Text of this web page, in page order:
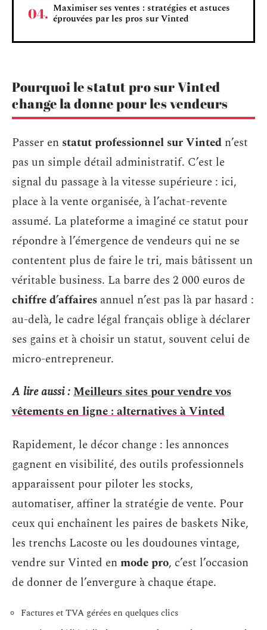
Maximiser ses ventes : stratégies et astuces
éprouvées par les pros sur Vinted
Pourquoi le statut pro sur Vinted
change la donne pour les vendeurs
Passer en statut professionnel sur Vinted n’est
pas un simple détail administratif. C’est le
signal du passage à la vitesse supérieure : ici,
place à la vente organisée, à l’achat-revente
assumé. La plateforme a imaginé ce statut pour
répondre à l’émergence de vendeurs qui ne se
contentent plus de faire le tri, mais bâtissent un
véritable business. La barre des 2 000 euros de
chiffre d’affaires annuel n’est pas là par hasard :
au-delà, le cadre légal français oblige à déclarer
ses gains et à choisir un statut, souvent celui de
micro-entrepreneur.
A lire aussi :Meilleurs sites pour vendre vos
vêtements en ligne : alternatives à Vinted
Rapidement, le décor change : les annonces
gagnent en visibilité, des outils professionnels
apparaissent pour piloter les stocks,
automatiser, affiner la stratégie de vente. Pour
ceux qui enchaînent les paires de baskets Nike,
les trenchs Lacoste ou les doudounes vintage,
vendre sur Vinted enmode pro, c’est l’occasion
de donner de l’envergure à chaque étape.
Factures et TVA gérées en quelques clics